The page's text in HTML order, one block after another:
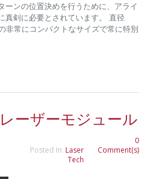
ーンの位置決めを行うために、アライ
真剣に必要とされています。 直径
非常にコンパクトなサイズで常に特別
ーザーモジュール
Posted In: Laser
Tech
0
Comment(s)